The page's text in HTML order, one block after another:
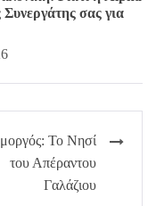
σας για
Το Νησί
του Απέραντου
Γαλάζιου